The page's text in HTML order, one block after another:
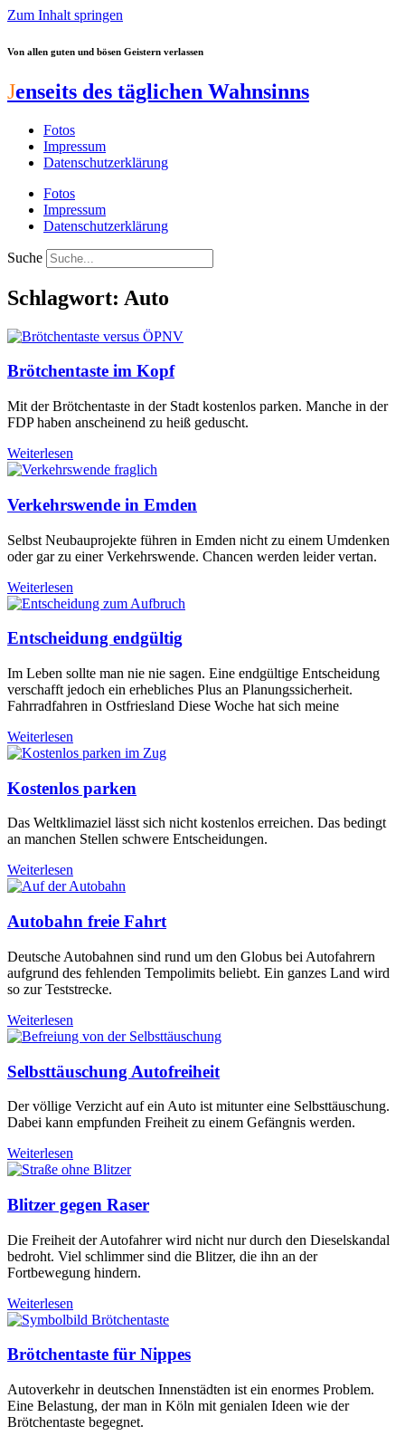
Zum Inhalt springen
Von allen guten und bösen Geistern verlassen
Jenseits des täglichen Wahnsinns
Fotos
Impressum
Datenschutzerklärung
Fotos
Impressum
Datenschutzerklärung
Suche
Schlagwort: Auto
Brötchentaste im Kopf
Mit der Brötchentaste in der Stadt kostenlos parken. Manche in der
FDP haben anscheinend zu heiß geduscht.
Weiterlesen
Verkehrswende in Emden
Selbst Neubauprojekte führen in Emden nicht zu einem Umdenken
oder gar zu einer Verkehrswende. Chancen werden leider vertan.
Weiterlesen
Entscheidung endgültig
Im Leben sollte man nie nie sagen. Eine endgültige Entscheidung
verschafft jedoch ein erhebliches Plus an Planungssicherheit.
Fahrradfahren in Ostfriesland Diese Woche hat sich meine
Weiterlesen
Kostenlos parken
Das Weltklimaziel lässt sich nicht kostenlos erreichen. Das bedingt
an manchen Stellen schwere Entscheidungen.
Weiterlesen
Autobahn freie Fahrt
Deutsche Autobahnen sind rund um den Globus bei Autofahrern
aufgrund des fehlenden Tempolimits beliebt. Ein ganzes Land wird
so zur Teststrecke.
Weiterlesen
Selbsttäuschung Autofreiheit
Der völlige Verzicht auf ein Auto ist mitunter eine Selbsttäuschung.
Dabei kann empfunden Freiheit zu einem Gefängnis werden.
Weiterlesen
Blitzer gegen Raser
Die Freiheit der Autofahrer wird nicht nur durch den Dieselskandal
bedroht. Viel schlimmer sind die Blitzer, die ihn an der
Fortbewegung hindern.
Weiterlesen
Brötchentaste für Nippes
Autoverkehr in deutschen Innenstädten ist ein enormes Problem.
Eine Belastung, der man in Köln mit genialen Ideen wie der
Brötchentaste begegnet.